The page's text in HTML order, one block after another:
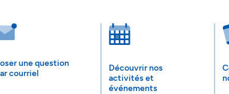
une question
courriel
Découvrir nos
activités et
événements